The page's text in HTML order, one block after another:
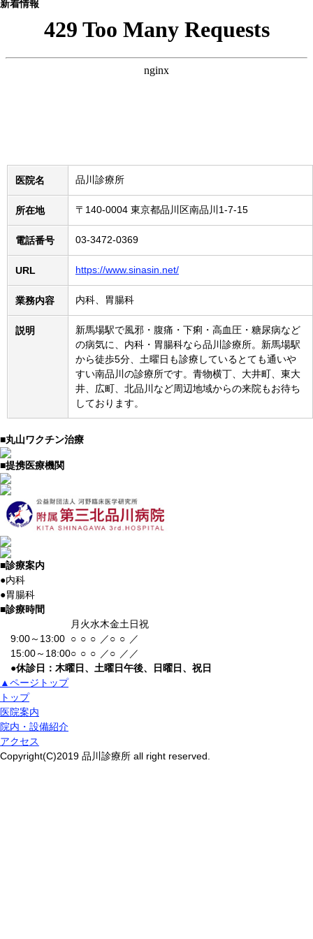
新着情報
医院名 品川診療所
所在地 〒 140-0004 東京都品川区南品川1-7-15
電話番号 03-3472-0369
URL https://www.sinasin.net/
業務内容 内科、胃腸科
説明
新馬場駅で風邪・腹痛・下痢・高血圧・糖尿病など
の病気に、内科・胃腸科なら品川診療所。新馬場駅
から徒歩5分、土曜日も診療しているとても通いや
すい南品川の診療所です。青物横丁、大井町、東大
井、広町、北品川など周辺地域からの来院もお待ち
しております。
■丸山ワクチン治療
■提携医療機関
■診療案内
●内科
●胃腸科
■診療時間
月 火水木金土日祝
9:00～13:00 ○ ○ ○ ／○ ○ ／
15:00～18:00○ ○ ○ ／○ ／ ／
●休診日：木曜日、土曜日午後、日曜日、祝日
▲ページトップ
トップ
医院案内
院内・設備紹介
アクセス
Copyright(C)2019 品川診療所 all right reserved.